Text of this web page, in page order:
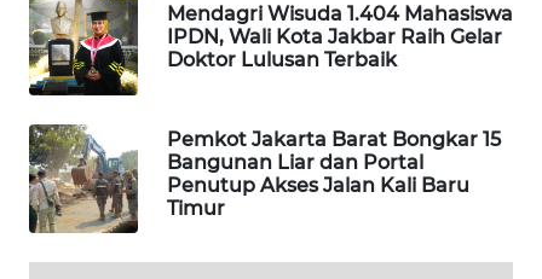
Mendagri Wisuda 1.404 Mahasiswa
IPDN, Wali Kota Jakbar Raih Gelar
Doktor Lulusan Terbaik
Pemkot Jakarta Barat Bongkar 15
Bangunan Liar dan Portal
Penutup Akses Jalan Kali Baru
Timur
SIBARAGAS
NEWS
METRO
SIANTAR
NEWS